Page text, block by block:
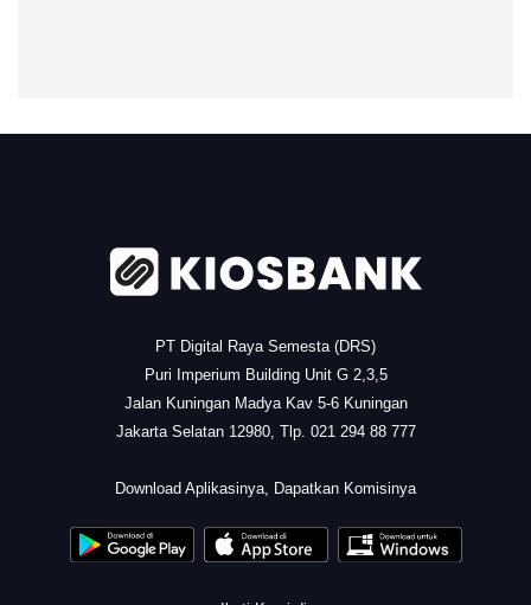
.
PT Digital Raya Semesta (DRS)
Puri Imperium Building Unit G 2,3,5
Jalan Kuningan Madya Kav 5-6 Kuningan
Jakarta Selatan 12980, Tlp. 021 294 88 777
Download Aplikasinya, Dapatkan Komisinya